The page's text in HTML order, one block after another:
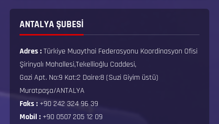
ANTALYA ŞUBESİ
Adres :Türkiye Muaythai Federasyonu Koordinasyon Ofisi
Şirinyalı Mahallesi,Tekellioğlu Caddesi,
Gazi Apt. No:9 Kat:2 Daire:8 (Suzi Giyim üstü)
Muratpaşa/ANTALYA
Faks : +90 242 324 96 39
Mobil : +90 0507 205 12 09